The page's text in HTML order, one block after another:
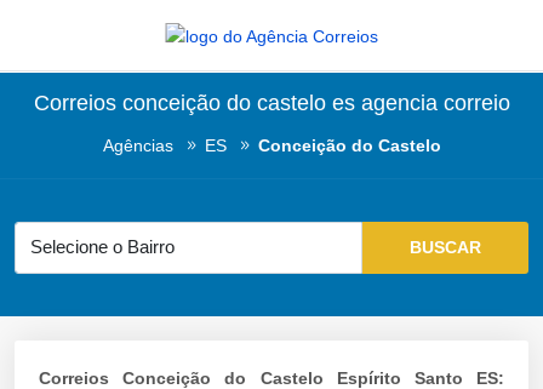
Correios conceição do castelo es agencia correio
Agências ES Conceição do Castelo
Correios Conceição do Castelo Espírito Santo ES: